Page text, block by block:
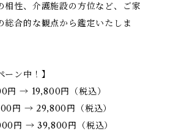
相性、介護施設の方位など、ご家
合的な観点から鑑定いたしま
ーン中！】
円 → 19,800円（税込）
円 → 29,800円（税込）
円 → 39,800円（税込）